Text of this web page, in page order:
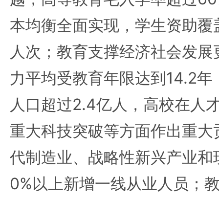
本均衡全面实现，学生资助
人次；教育支撑经济社会发
力平均受教育年限达到14.2
人口超过2.4亿人，高校在人
重大科技突破等方面作出重
代制造业、战略性新兴产业
0%以上新增一线从业人员；